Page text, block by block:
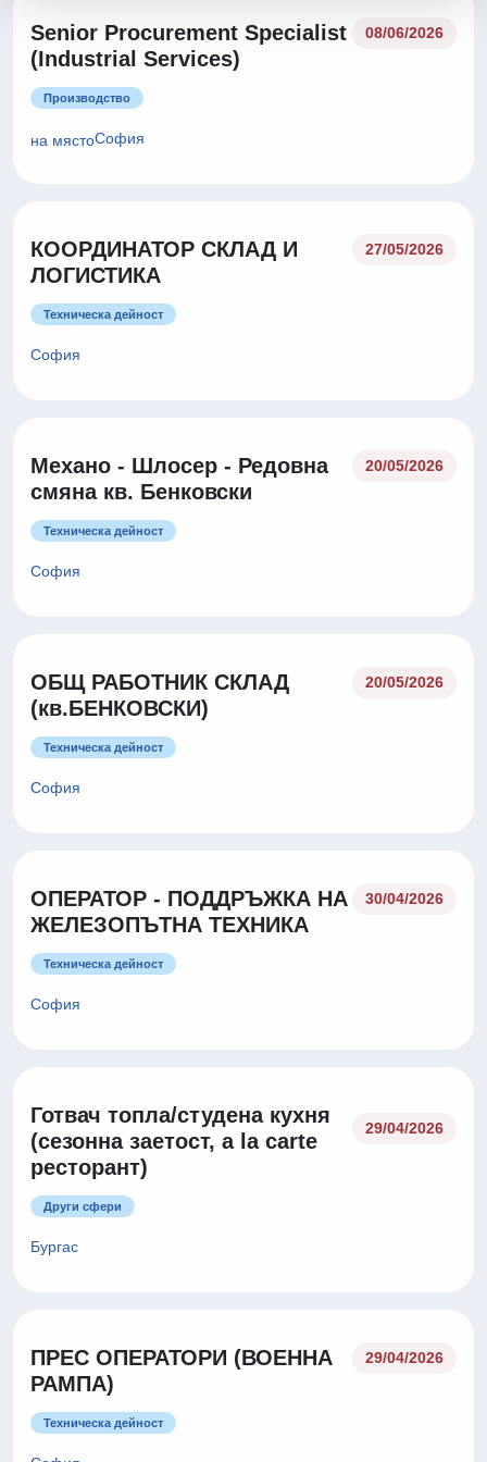
Senior Procurement Specialist
(Industrial Services)
08/06/2026
Производство
на мястоСофия
КООРДИНАТОР СКЛАД И
ЛОГИСТИКА
27/05/2026
Техническа дейност
София
Механо - Шлосер - Редовна
смяна кв. Бенковски
20/05/2026
Техническа дейност
София
ОБЩ РАБОТНИК СКЛАД
(кв.БЕНКОВСКИ)
20/05/2026
Техническа дейност
София
ОПЕРАТОР - ПОДДРЪЖКА НА
ЖЕЛЕЗОПЪТНА ТЕХНИКА
30/04/2026
Техническа дейност
София
Готвач топла/студена кухня
(сезонна заетост, a la carte
ресторант)
29/04/2026
Други сфери
Бургас
ПРЕС ОПЕРАТОРИ (ВОЕННА
РАМПА)
29/04/2026
Техническа дейност